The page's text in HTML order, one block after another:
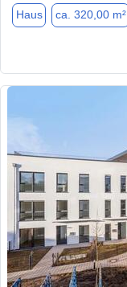
Haus ca. 320,00 m²